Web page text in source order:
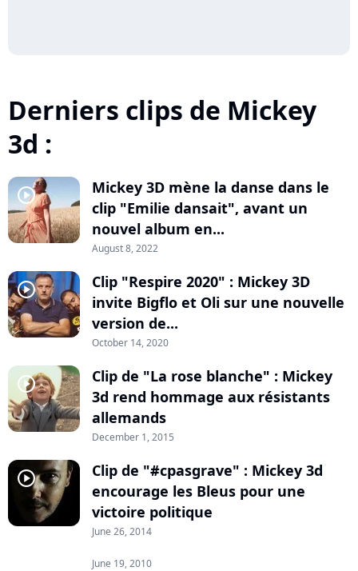
Derniers clips de Mickey
3d :
player2
Mickey 3D mène la danse dans le
clip "Emilie dansait", avant un
nouvel album en...
August 8, 2022
player2
Clip "Respire 2020" : Mickey 3D
invite Bigflo et Oli sur une nouvelle
version de...
October 14, 2020
player2
Clip de "La rose blanche" : Mickey
3d rend hommage aux résistants
allemands
December 1, 2015
player2
Clip de "#cpasgrave" : Mickey 3d
encourage les Bleus pour une
victoire politique
June 26, 2014
June 19, 2010